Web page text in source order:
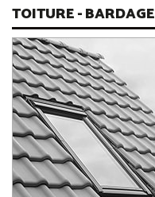
TOITURE - BARDAGE